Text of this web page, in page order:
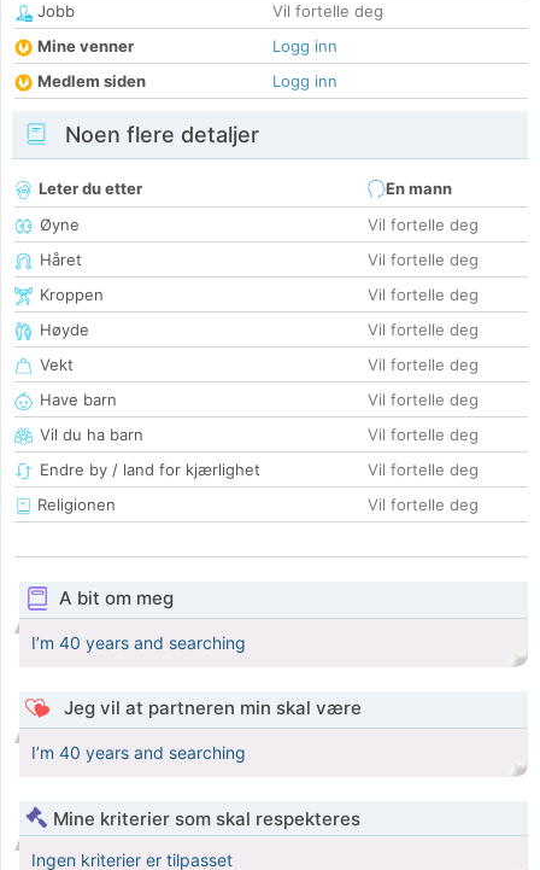
Jobb
Vil fortelle deg
Mine venner
Logg inn
Medlem siden
Logg inn
Noen flere detaljer
Leter du etter
En mann
Øyne
Vil fortelle deg
Håret
Vil fortelle deg
Kroppen
Vil fortelle deg
Høyde
Vil fortelle deg
Vekt
Vil fortelle deg
Have barn
Vil fortelle deg
Vil du ha barn
Vil fortelle deg
Endre by / land for kjærlighet
Vil fortelle deg
Religionen
Vil fortelle deg
A bit om meg
I’m 40 years and searching
Jeg vil at partneren min skal være
I’m 40 years and searching
Mine kriterier som skal respekteres
Ingen kriterier er tilpasset